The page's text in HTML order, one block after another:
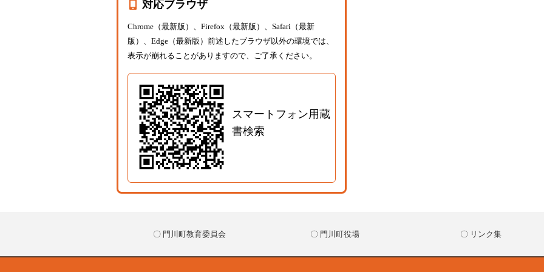
対応ブラウザ
Chrome（最新版）、Firefox（最新版）、Safari（最新
版）、Edge（最新版）前述したブラウザ以外の環境では、
表示が崩れることがありますので、ご了承ください。
スマートフォン用蔵
書検索
〇 門川町教育委員会 〇 門川町役場 〇 リンク集